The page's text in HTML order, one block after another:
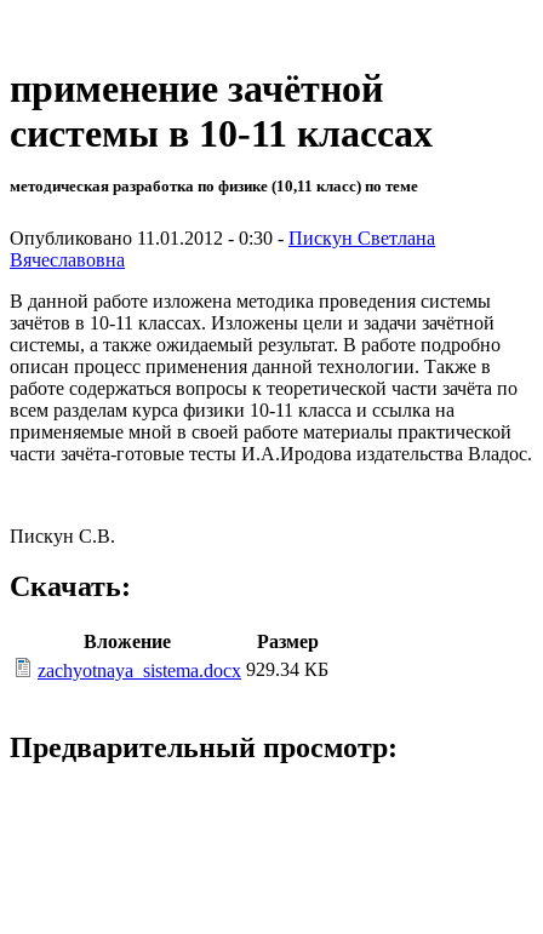
применение зачётной
системы в 10-11 классах
методическая разработка по физике (10,11 класс) по теме
Опубликовано 11.01.2012 - 0:30 - Пискун Светлана
Вячеславовна
В данной работе изложена методика проведения системы
зачётов в 10-11 классах. Изложены цели и задачи зачётной
системы, а также ожидаемый результат. В работе подробно
описан процесс применения данной технологии. Также в
работе содержаться вопросы к теоретической части зачёта по
всем разделам курса физики 10-11 класса и ссылка на
применяемые мной в своей работе материалы практической
части зачёта-готовые тесты И.А.Иродова издательства Владос.
Пискун С.В.
Скачать:
Вложение
Размер
zachyotnaya_sistema.docx 929.34 КБ
Предварительный просмотр: